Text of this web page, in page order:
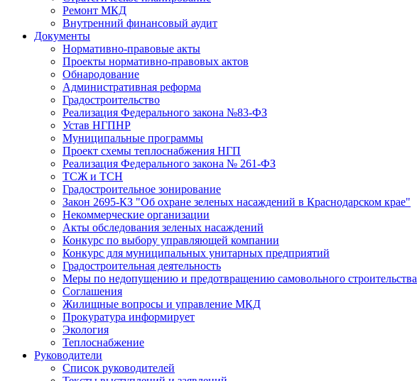
Ремонт МКД
Внутренний финансовый аудит
Документы
Нормативно-правовые акты
Проекты нормативно-правовых актов
Обнародование
Административная реформа
Градостроительство
Реализация Федерального закона №83-ФЗ
Устав НГПНР
Муниципальные программы
Проект схемы теплоснабжения НГП
Реализация Федерального закона № 261-ФЗ
ТСЖ и ТСН
Градостроительное зонирование
Закон 2695-КЗ "Об охране зеленых насаждений в Краснодарском крае"
Некоммерческие организации
Акты обследования зеленых насаждений
Конкурс по выбору управляющей компании
Конкурс для муниципальных унитарных предприятий
Градостроительная деятельность
Меры по недопущению и предотвращению самовольного строительства
Соглашения
Жилищные вопросы и управление МКД
Прокуратура информирует
Экология
Теплоснабжение
Руководители
Список руководителей